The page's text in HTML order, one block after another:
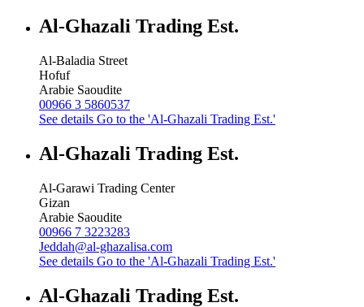
Al-Ghazali Trading Est.
Al-Baladia Street
Hofuf
Arabie Saoudite
00966 3 5860537
See details Go to the 'Al-Ghazali Trading Est.'
Al-Ghazali Trading Est.
Al-Garawi Trading Center
Gizan
Arabie Saoudite
00966 7 3223283
Jeddah@al-ghazalisa.com
See details Go to the 'Al-Ghazali Trading Est.'
Al-Ghazali Trading Est.